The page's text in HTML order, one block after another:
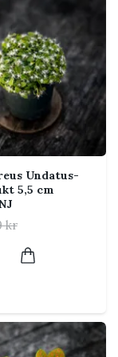
är typiskt
och
variera
påverkas av
kondition.
utan
börjat
Undatus-
5,5 cm
kr